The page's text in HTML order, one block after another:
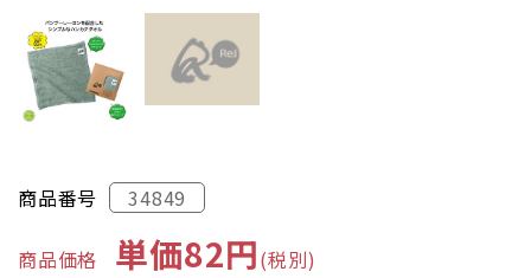
商品番号 34849
商品価格 単価82円(税別)